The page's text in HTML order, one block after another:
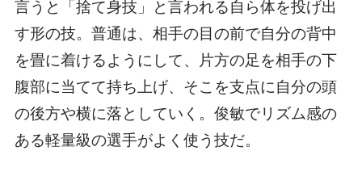
言うと「捨て身技」と言われる自ら体を投げ出
す形の技。普通は、相手の目の前で自分の背中
を畳に着けるようにして、片方の足を相手の下
腹部に当てて持ち上げ、そこを支点に自分の頭
の後方や横に落としていく。俊敏でリズム感の
ある軽量級の選手がよく使う技だ。